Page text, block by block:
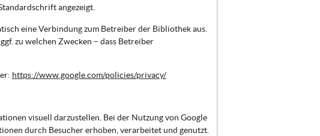
angezeigt.
eine Verbindung zum Betreiber der Bibliothek aus.
zu welchen Zwecken – dass Betreiber
https://www.google.com/policies/privacy/
visuell darzustellen. Bei der Nutzung von Google
durch Besucher erhoben, verarbeitet und genutzt.